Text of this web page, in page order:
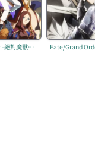
Fate/Grand Order -絕對魔獸戰線巴比倫尼亞-